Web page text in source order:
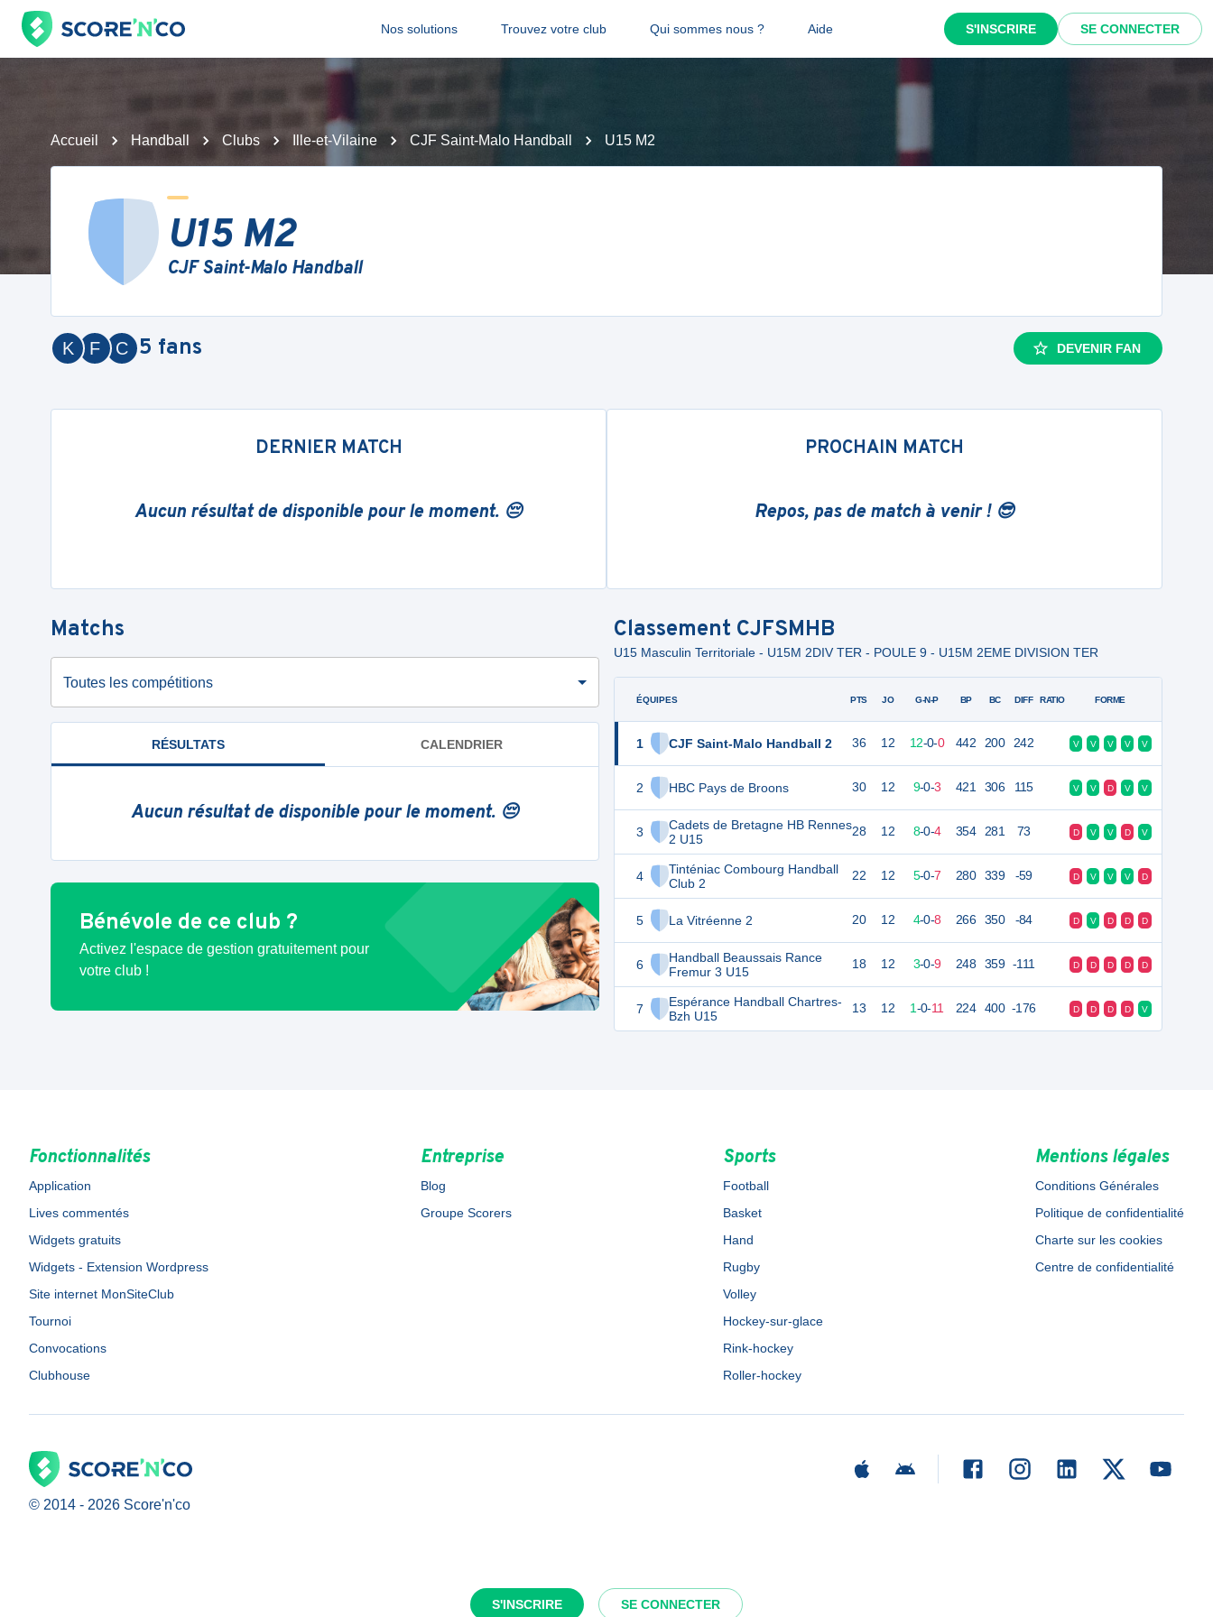
Nos solutions Trouvez votre club Qui sommes nous ? Aide S'INSCRIRE SE CONNECTER
S'INSCRIRE SE CONNECTER
Accueil Handball Clubs Ille-et-Vilaine CJF Saint-Malo Handball U15 M2
U15 M2
CJF Saint-Malo Handball
C
F
K 5 fans DEVENIR FAN
DERNIER MATCH
Aucun résultat de disponible pour le moment. 😔
PROCHAIN MATCH
Repos, pas de match à venir ! 😎
Matchs
Toutes les compétitions
RÉSULTATS CALENDRIER
Aucun résultat de disponible pour le moment. 😔
Bénévole de ce club ?
Activez l'espace de gestion gratuitement pour
votre club !
Classement CJFSMHB
U15 Masculin Territoriale - U15M 2DIV TER - POULE 9 - U15M 2EME DIVISION TER
ÉQUIPES
1 CJF Saint-Malo Handball 2
2 HBC Pays de Broons
3
Cadets de Bretagne HB Rennes
2 U15
4
Tinténiac Combourg Handball
Club 2
5 La Vitréenne 2
6
Handball Beaussais Rance
Fremur 3 U15
7
Espérance Handball Chartres-
Bzh U15
PTS JO G-N-P BP BC DIFF RATIO FORME
36 12 12-0-0 442 200 242 V V V V V
30 12 9-0-3 421 306 115 V V D V V
28 12 8-0-4 354 281 73 D V V D V
22 12 5-0-7 280 339 -59 D V V V D
20 12 4-0-8 266 350 -84 D V D D D
18 12 3-0-9 248 359 -111 D D D D D
13 12 1-0-11 224 400 -176 D D D D V
Fonctionnalités
Application
Lives commentés
Widgets gratuits
Widgets - Extension Wordpress
Site internet MonSiteClub
Tournoi
Convocations
Clubhouse
Entreprise
Blog
Groupe Scorers
Sports
Football
Basket
Hand
Rugby
Volley
Hockey-sur-glace
Rink-hockey
Roller-hockey
Mentions légales
Conditions Générales
Politique de confidentialité
Charte sur les cookies
Centre de confidentialité
© 2014 - 2026 Score'n'co